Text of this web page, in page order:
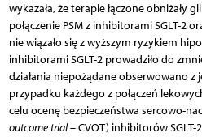
wykazała, że terapie łączone obniżały
połączenie PSM z inhibitorami SGLT-2
nie wiązało się z wyższym ryzykiem
inhibitorami SGLT-2 prowadziło do
działania niepożądane obserwowano z
przypadku każdego z połączeń
celu ocenę bezpieczeństwa sercowo-
outcome trial– CVOT) inhibitorów